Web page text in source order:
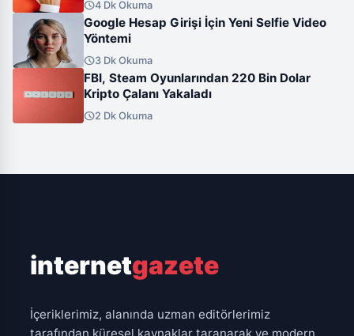
schedule4 Dk Okuma
Google Hesap Girişi İçin Yeni Selfie Video
Yöntemi
schedule3 Dk Okuma
FBI, Steam Oyunlarından 220 Bin Dolar
Kripto Çalanı Yakaladı
schedule2 Dk Okuma
internetgazete
İçeriklerimiz, alanında uzman editörlerimiz